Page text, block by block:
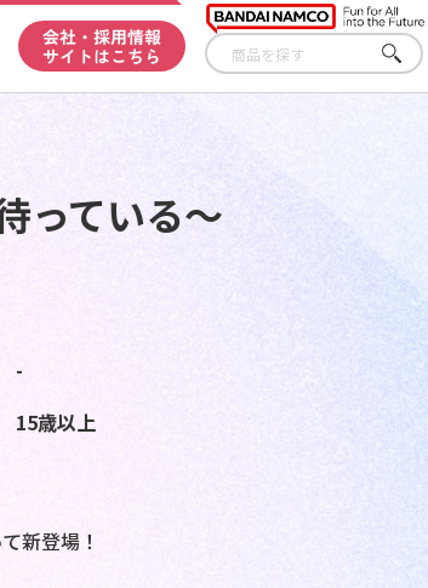
会社・採用情報
サイトはこちら
さが
す
っている～
-
15歳以上
新登場！